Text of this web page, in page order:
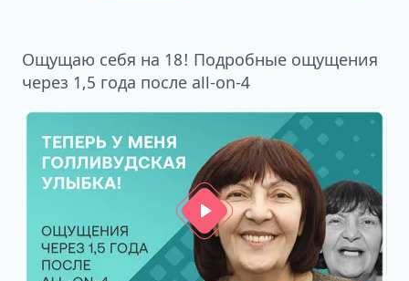
Ощущаю себя на 18! Подробные ощущения
через 1,5 года после all-on-4